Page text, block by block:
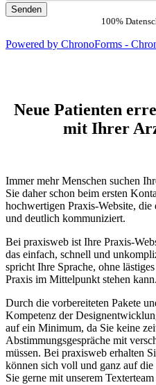
100%
Powered by ChronoForms -
Neue Patienten
mit Ihrer
Immer mehr Menschen suchen
Sie daher schon beim ersten
hochwertigen Praxis-Website,
und deutlich kommuniziert.
Bei praxisweb ist Ihre Praxis-
das einfach, schnell und
spricht Ihre Sprache, ohne
Praxis im Mittelpunkt stehen kann.
Durch die vorbereiteten Pakete
Kompetenz der
auf ein Minimum, da Sie keine
Abstimmungsgespräche mit
müssen. Bei praxisweb erhalten
können sich voll und ganz auf
Sie gerne mit unserem